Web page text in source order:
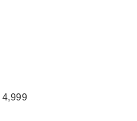
4,999